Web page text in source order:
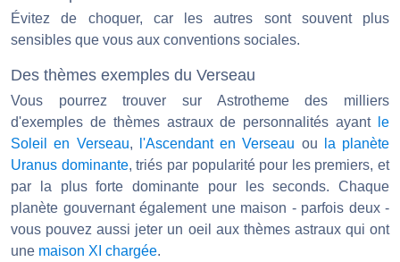
Évitez de choquer, car les autres sont souvent plus
sensibles que vous aux conventions sociales.
Des thèmes exemples du Verseau
Vous pourrez trouver sur Astrotheme des milliers
d'exemples de thèmes astraux de personnalités ayant
le
Soleil en Verseau, l'Ascendant en Verseau ou
la planète
Uranus dominante, triés par popularité pour les premiers, et
par la plus forte dominante pour les seconds. Chaque
planète gouvernant également une maison - parfois deux -
vous pouvez aussi jeter un oeil aux thèmes astraux qui ont
une maison XI chargée.